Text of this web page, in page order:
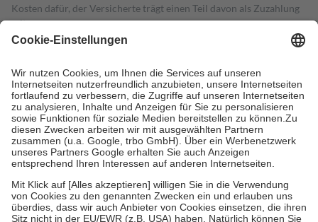
Kosten dafür, der Versicherte trägt einen Teil davon als Zuzahlung
mit.
Grundsätzlich leisten Mitglieder Zuzahlungen in Höhe von zehn
höchstens zehn Euro.
Es sind jedoch nie mehr als die tatsächlichen
Kosten der Leistung zu entrichten.
Diese Regeln gelten grundsätzlich auch für Online-Apotheken.
Bei Heilmitteln und häuslicher Krankenpflege beträgt die
Zuzahlung zehn Prozent der Kosten sowie zehn Euro je
Verordnung.
Um das Engagement der Versicherten für ihre eigene Gesundheit zu
stärken und die besondere Stellung der Familie zu unterstützen,
fallenkeine Zuzahlungenan bei:
• Kindern und Jugendlichen bis zum vollendeten 18. Lebensjahr
mit Ausnahme der Fahrkosten